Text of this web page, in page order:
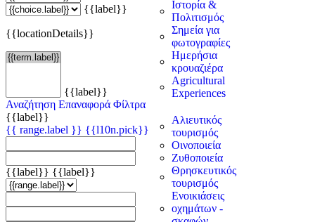
Ιστορία &
Πολιτισμός
Σημεία για
φωτογραφίες
Ημερήσια
κρουαζιέρα
Agricultural
Experiences
Αλιευτικός
τουρισμός
Οινοποιεία
Ζυθοποιεία
Θρησκευτικός
τουρισμός
Ενοικιάσεις
οχημάτων -
{{label}}
{{locationDetails}}
{{label}}
Αναζήτηση Επαναφορά Φίλτρα
{{label}}
{{ range.label }} {{l10n.pick}}
{{label}} {{label}}